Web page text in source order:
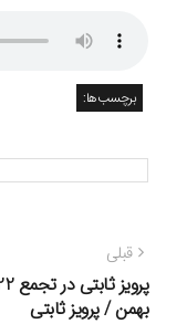
برچسب‌ها:
راهبری
نوشته
قبلی
قبلی:
پرویز
بهمن / پرویز ثابتی